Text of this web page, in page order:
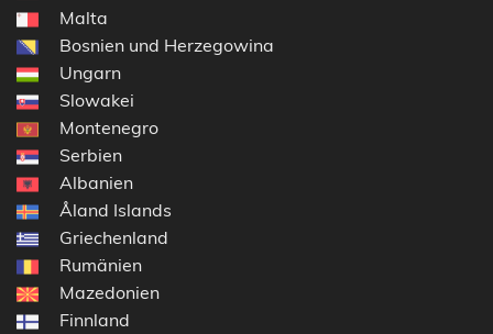
Malta
Bosnien und Herzegowina
Ungarn
Slowakei
Montenegro
Serbien
Albanien
Åland Islands
Griechenland
Rumänien
Mazedonien
Finnland